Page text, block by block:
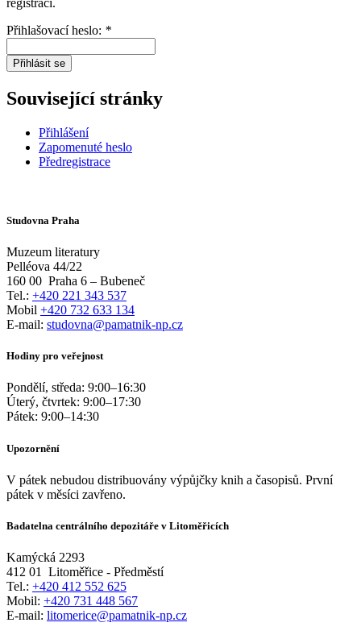
Přihlašovací heslo: *
Přihlásit se
Související stránky
Přihlášení
Zapomenuté heslo
Předregistrace
Studovna Praha
Muzeum literatury
Pelléova 44/22
160 00 Praha 6 – Bubeneč
Tel.: +420 221 343 537
Mobil +420 732 633 134
E-mail: studovna@pamatnik-np.cz
Hodiny pro veřejnost
Pondělí, středa: 9:00–16:30
Úterý, čtvrtek: 9:00–17:30
Pátek: 9:00–14:30
Upozornění
V pátek nebudou distribuovány výpůjčky knih a časopisů. První
pátek v měsíci zavřeno.
Badatelna centrálního depozitáře v Litoměřicích
Kamýcká 2293
412 01
Litoměřice - Předměstí
Tel.: +420 412 552 625
Mobil: +420 731 448 567
E-mail: litomerice@pamatnik-np.cz